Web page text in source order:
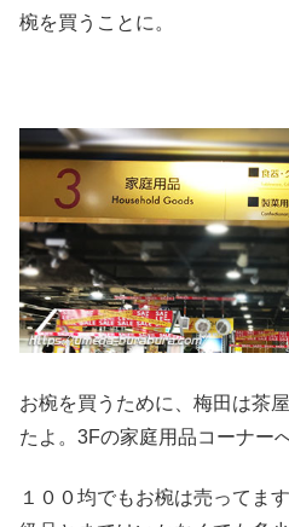
椀を買うことに。
お椀を買うために、梅田は茶
たよ。3Fの家庭用品コーナーへ
１００均でもお椀は売ってま